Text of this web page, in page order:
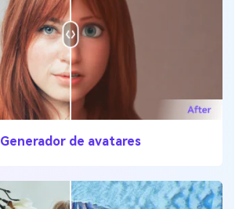
Generador de avatares